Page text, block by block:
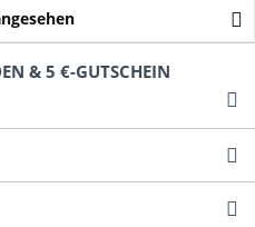
& 5 €-GUTSCHEIN